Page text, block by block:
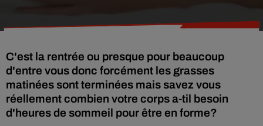
C'est la rentrée ou presque pour beaucoup
d'entre vous donc forcément les grasses
matinées sont terminées mais savez vous
réellement combien votre corps a-til besoin
d'heures de sommeil pour être en forme?